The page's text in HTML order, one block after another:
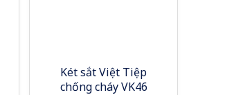
Két sắt Việt Tiệp
chống cháy VK46